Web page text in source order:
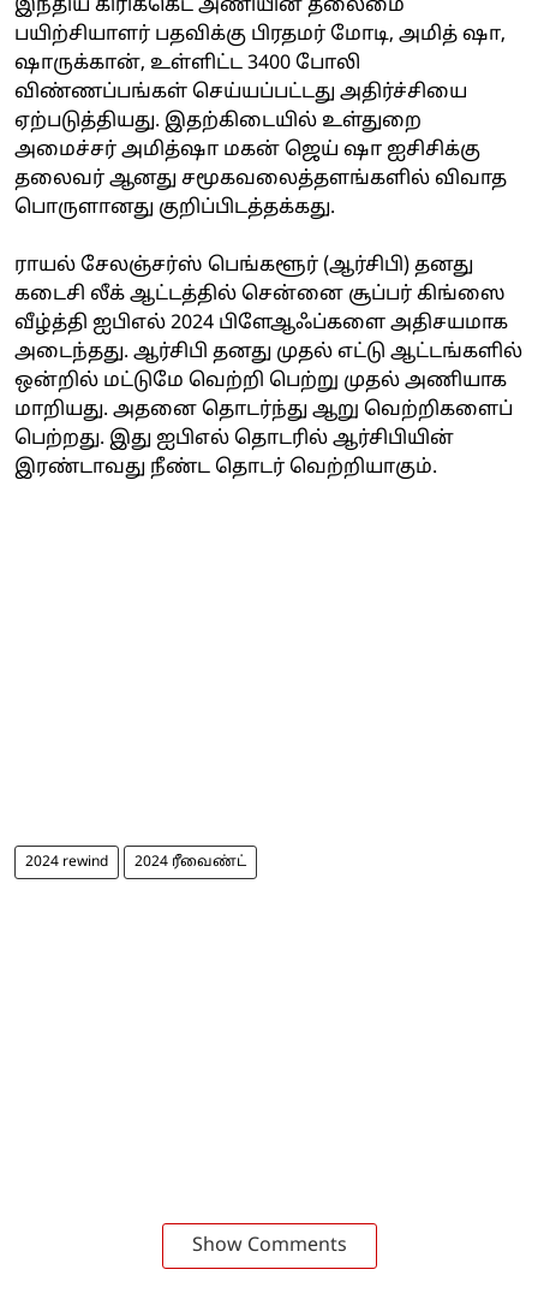
இந்திய கிரிக்கெட் அணியின் தலைமை
பயிற்சியாளர் பதவிக்கு பிரதமர் மோடி, அமித் ஷா,
ஷாருக்கான், உள்ளிட்ட 3400 போலி
விண்ணப்பங்கள் செய்யப்பட்டது அதிர்ச்சியை
ஏற்படுத்தியது. இதற்கிடையில் உள்துறை
அமைச்சர் அமித்ஷா மகன் ஜெய் ஷா ஐசிசிக்கு
தலைவர் ஆனது சமூகவலைத்தளங்களில் விவாத
பொருளானது குறிப்பிடத்தக்கது.
ராயல் சேலஞ்சர்ஸ் பெங்களூர் (ஆர்சிபி) தனது
கடைசி லீக் ஆட்டத்தில் சென்னை சூப்பர் கிங்ஸை
வீழ்த்தி ஐபிஎல் 2024 பிளேஆஃப்களை அதிசயமாக
அடைந்தது. ஆர்சிபி தனது முதல் எட்டு ஆட்டங்களில்
ஒன்றில் மட்டுமே வெற்றி பெற்று முதல் அணியாக
மாறியது. அதனை தொடர்ந்து ஆறு வெற்றிகளைப்
பெற்றது. இது ஐபிஎல் தொடரில் ஆர்சிபியின்
இரண்டாவது நீண்ட தொடர் வெற்றியாகும்.
2024 rewind 2024 ரீவைண்ட்
Show Comments